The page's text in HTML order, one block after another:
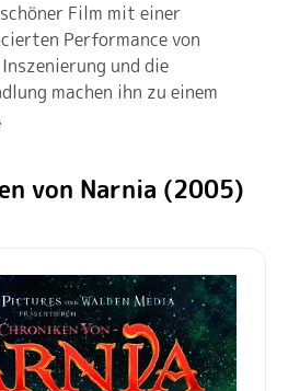
Film mit einer
Performance von
und die
machen ihn zu einem
von Narnia (2005)